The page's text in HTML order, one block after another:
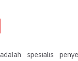
spesialis